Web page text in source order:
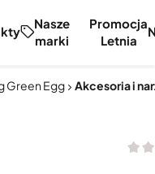
Nasze
marki
Promocja
Letnia
Green Egg Akcesoria i